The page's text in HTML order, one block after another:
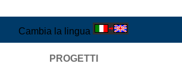
Cambia la lingua
PROGETTI